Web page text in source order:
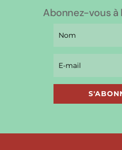
Abonnez-vous à